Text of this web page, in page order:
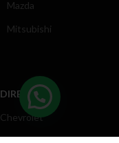
Mazda
Mitsubishi
DIRECCIÓN
Chevrolet